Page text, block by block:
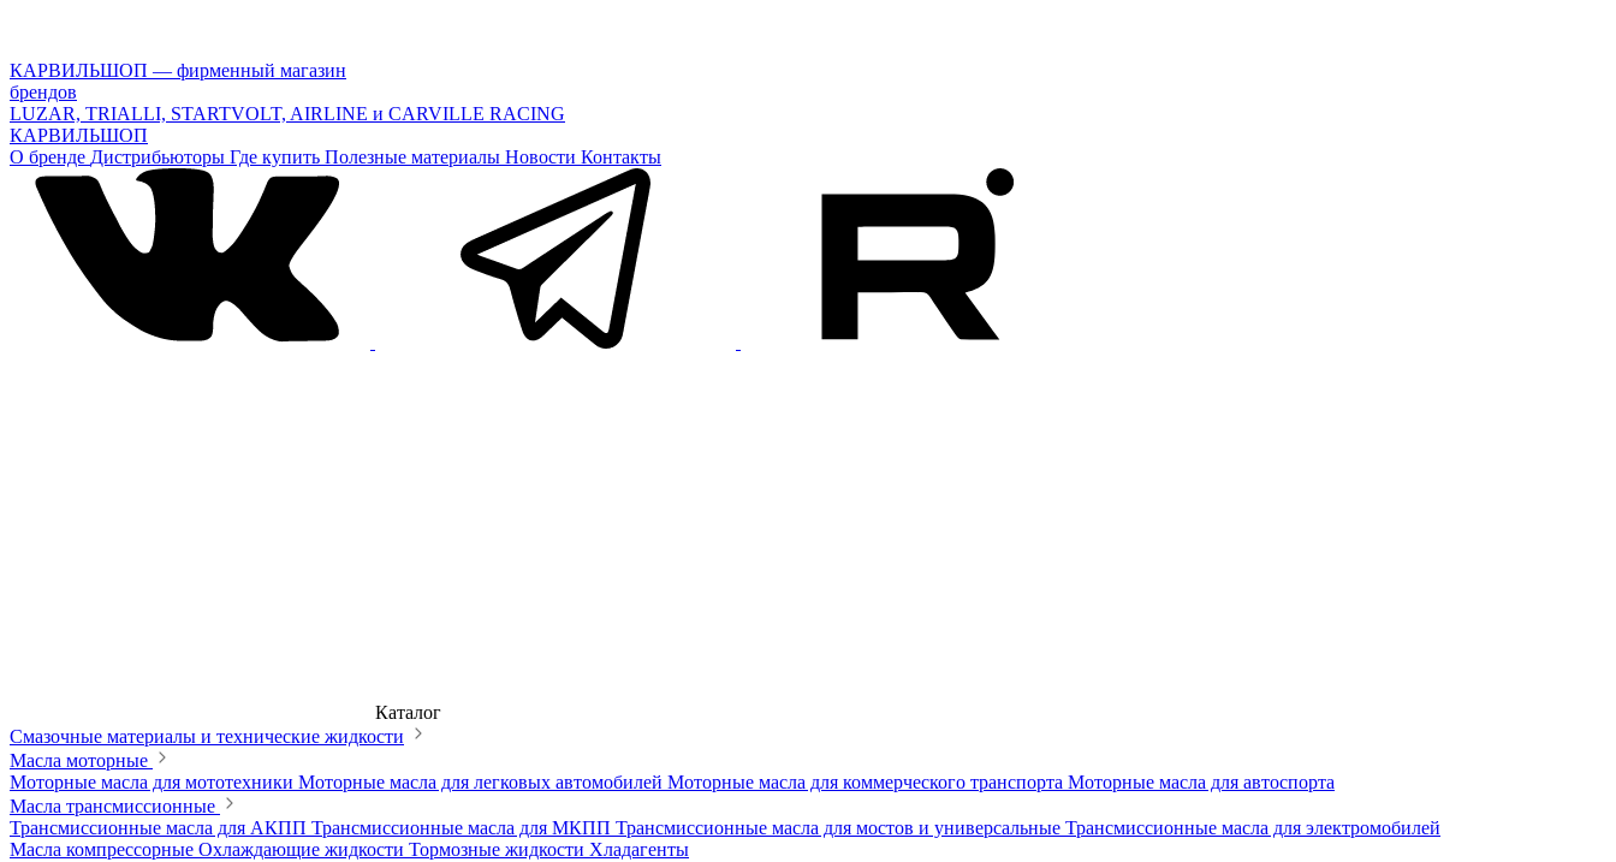
КАРВИЛЬШОП — фирменный магазин
брендов
LUZAR, TRIALLI, STARTVOLT, AIRLINE и CARVILLE RACING
КАРВИЛЬШОП
О бренде Дистрибьюторы Где купить Полезные материалы Новости Контакты
Каталог
Смазочные материалы и технические жидкости
Масла моторные
Моторные масла для мототехники Моторные масла для легковых автомобилей Моторные масла для коммерческого транспорта Моторные масла для автоспорта
Масла трансмиссионные
Трансмиссионные масла для АКПП Трансмиссионные масла для МКПП Трансмиссионные масла для мостов и универсальные Трансмиссионные масла для электромобилей
Масла компрессорные Охлаждающие жидкости Тормозные жидкости Хладагенты